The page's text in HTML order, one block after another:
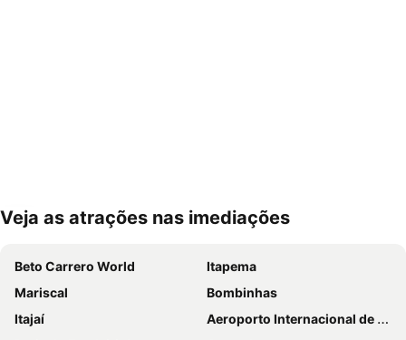
Ampliar mapa
Veja as atrações nas imediações
Beto Carrero World
Itapema
Mariscal
Bombinhas
Itajaí
Aeroporto Internacional de Navegantes